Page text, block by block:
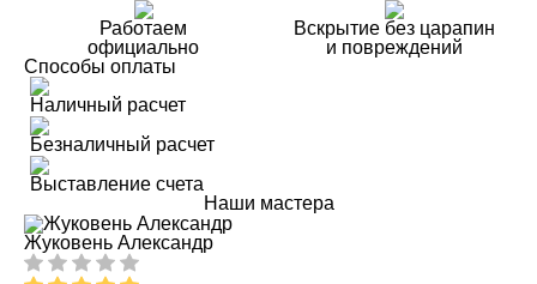
Работаем
официально
Вскрытие без царапин
и повреждений
Способы оплаты
Наличный расчет
Безналичный расчет
Выставление счета
Наши мастера
Жуковень Александр